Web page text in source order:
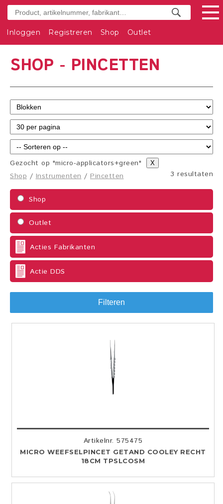
Inloggen Registreren Shop Outlet
SHOP - PINCETTEN
Gezocht op "micro-applicators+green" X
3 resultaten
Shop /Instrumenten/ Pincetten
Shop
Outlet
Acties Fabrikanten
Actie DDS
Filteren
Artikelnr. 575475
MICRO WEEFSELPINCET GETAND COOLEY RECHT
18CM TPSLCOSM